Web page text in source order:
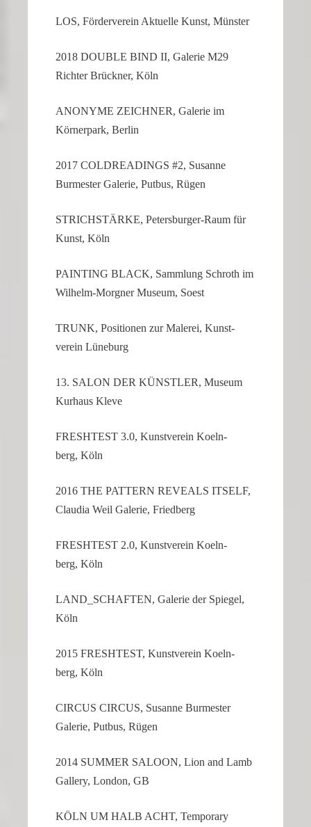
LOS, Förder­verein Aktuelle Kunst, Münster
2018 DOUBLE BIND II, Galerie M29
Richter Brückner, Köln
ANONYME ZEICHNER, Galerie im
Körner­park, Berlin
2017 COLDRE­A­DINGS #2, Susanne
Burmester Galerie, Putbus, Rügen
STRICH­STÄRKE, Petersburger-Raum für
Kunst, Köln
PAINTING BLACK, Sammlung Schroth im
Wilhelm-Morgner Museum, Soest
TRUNK, Positionen zur Malerei, Kunst­
verein Lüneburg
13. SALON DER KÜNSTLER, Museum
Kurhaus Kleve
FRESH­TEST 3.0, Kunst­verein Koeln­
berg, Köln
2016 THE PATTERN REVEALS ITSELF,
Claudia Weil Galerie, Friedberg
FRESH­TEST 2.0, Kunst­verein Koeln­
berg, Köln
LAND_SCHAFTEN, Galerie der Spiegel,
Köln
2015 FRESH­TEST, Kunst­verein Koeln­
berg, Köln
CIRCUS CIRCUS, Susanne Burmester
Galerie, Putbus, Rügen
2014 SUMMER SALOON, Lion and Lamb
Gallery, London, GB
KÖLN UM HALB ACHT, Tempo­rary